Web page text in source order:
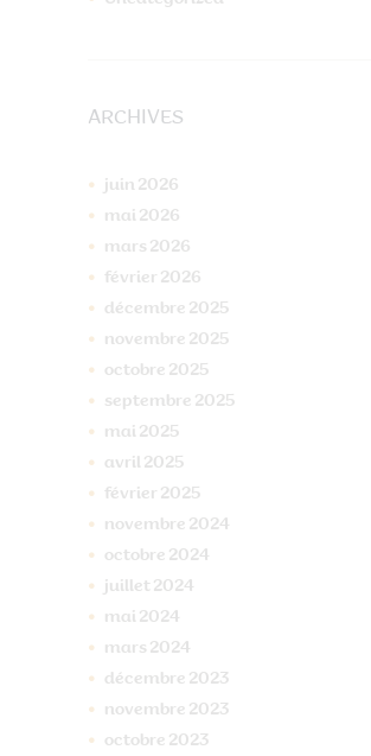
ARCHIVES
juin 2026
mai 2026
mars 2026
février 2026
décembre 2025
novembre 2025
octobre 2025
septembre 2025
mai 2025
avril 2025
février 2025
novembre 2024
octobre 2024
juillet 2024
mai 2024
mars 2024
décembre 2023
novembre 2023
octobre 2023